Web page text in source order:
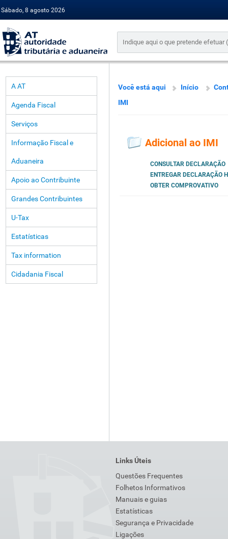
Sábado, 8 agosto 2026
A AT
Agenda Fiscal
Serviços
Informação Fiscal e
Aduaneira
Apoio ao Contribuinte
Grandes Contribuintes
U-Tax
Estatísticas
Tax information
Cidadania Fiscal
Você está aqui Início
IMI
Adicional ao IMI
CONSULTAR DECLARAÇÃO
ENTREGAR DECLARAÇÃO
OBTER COMPROVATIVO
Links Úteis
Questões Frequentes
Folhetos Informativos
Manuais e guias
Estatísticas
Segurança e Privacidade
Ligações